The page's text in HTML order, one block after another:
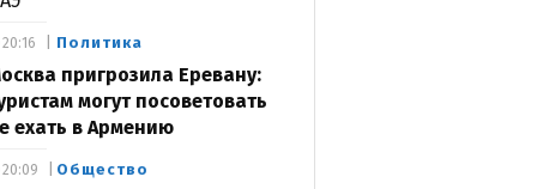
Политика
пригрозила Еревану:
могут посоветовать
ехать в Армению
20:16
Общество
20:09